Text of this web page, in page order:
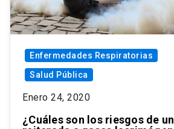
Enfermedades Respiratorias
Salud Pública
Enero 24, 2020
¿Cuáles son los riesgos de